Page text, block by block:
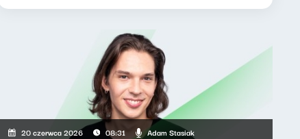
20 czerwca 2026 08:31 Adam Stasiak